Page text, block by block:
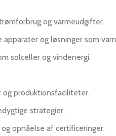
og varmeudgifter.
og løsninger som
solceller og vindenergi.
og produktionsfaciliteter.
strategier.
opnåelse af certificeringer.